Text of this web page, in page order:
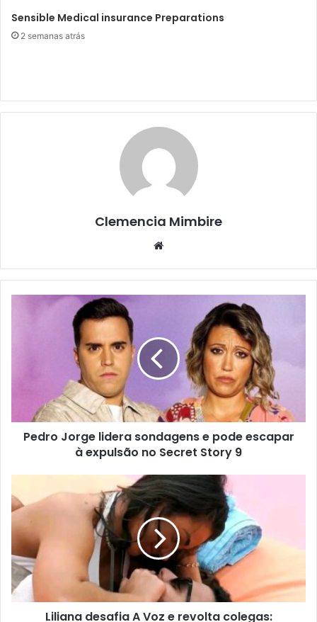
Sensible Medical insurance Preparations
2 semanas atrás
Clemencia Mimbire
Website
Pedro Jorge lidera sondagens e pode escapar
à expulsão no Secret Story 9
Liliana desafia A Voz e revolta colegas: